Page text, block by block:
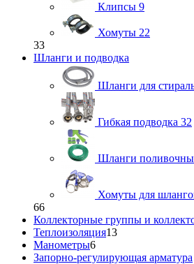
Клипсы 9
Хомуты 22
33
Шланги и подводка
Шланги для
Гибкая подводка 32
Шланги
Хомуты для
66
Коллекторные группы и
Теплоизоляция13
Манометры6
Запорно-регулирующая арматура